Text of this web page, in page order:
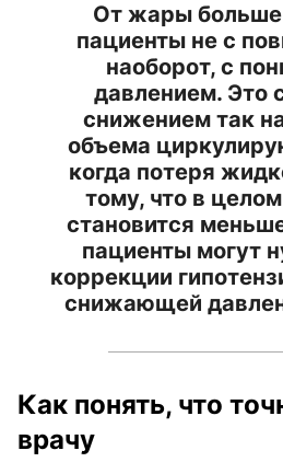
От жары
пациенты не с
наоборот, с
давлением. Это
снижением так
объема
когда потеря
тому, что в
становится
пациенты могут
коррекции
снижающей
Как понять, что
врачу